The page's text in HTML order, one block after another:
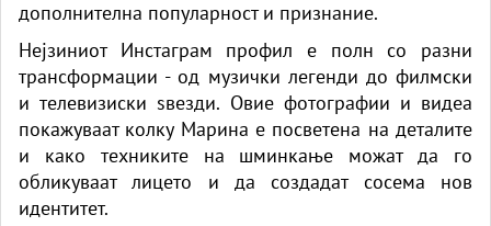
дополнителна популарност и признание.
Нејзиниот Инстаграм профил е полн со разни
трансформации - од музички легенди до филмски
и телевизиски ѕвезди. Овие фотографии и видеа
покажуваат колку Марина е посветена на деталите
и како техниките на шминкање можат да го
обликуваат лицето и да создадат сосема нов
идентитет.